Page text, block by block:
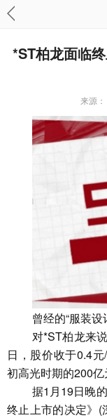
*ST柏龙面临
来源：
曾经的“服装设
对*ST柏龙来
日，股价收于0.4
初高光时期的200亿
据1月19日晚
终止上市的决定》(